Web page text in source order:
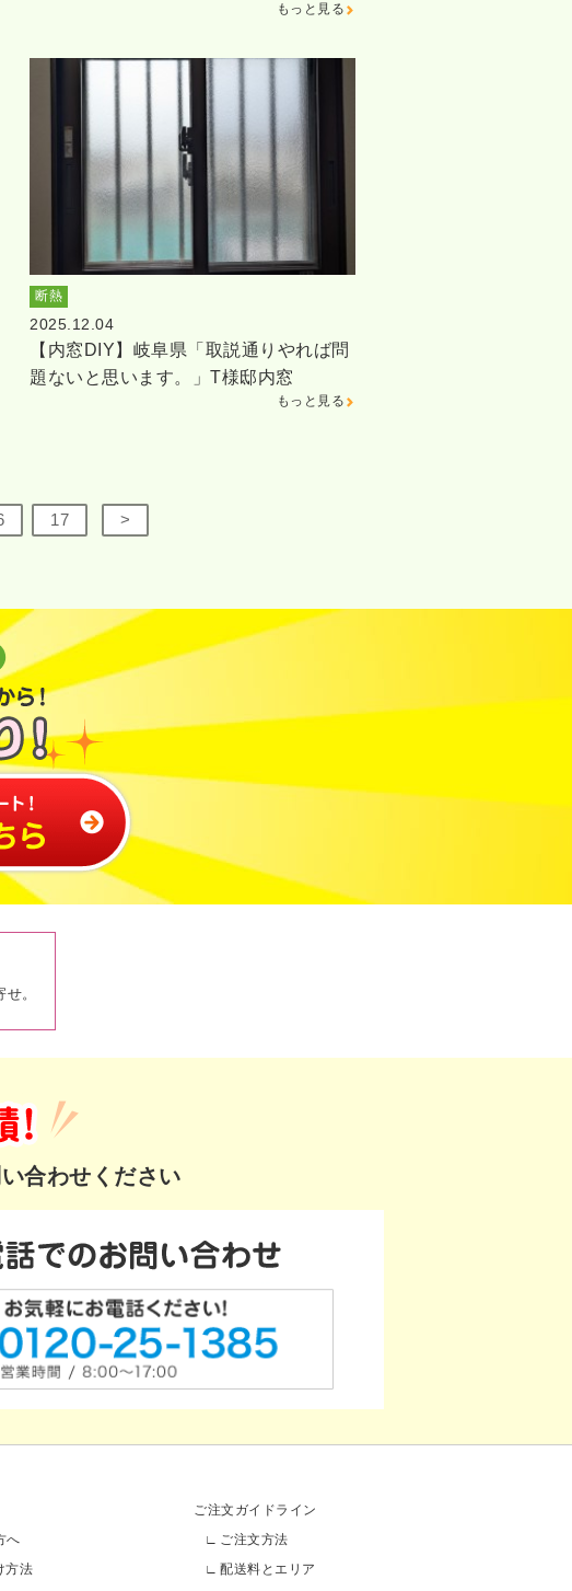
もっと見る
断熱
2025.12.04
【内窓DIY】岐阜県「取説通りやれば問
題ないと思います。」T様邸内窓
もっと見る
17 >
。
合わせください
へ
方法
ご注文ガイドライン
ご注文方法
配送料とエリア